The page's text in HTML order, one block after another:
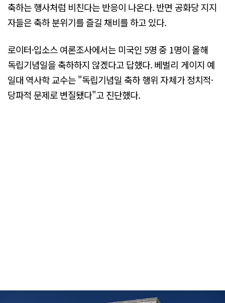
축하는 행사처럼 비친다는 반응이 나온다. 반면 공화당 지지
자들은 축하 분위기를 즐길 채비를 하고 있다.
로이터·입소스 여론조사에서는 미국인 5명 중 1명이 올해
독립기념일을 축하하지 않겠다고 답했다. 베벌리 게이지 예
일대 역사학 교수는 "독립기념일 축하 행위 자체가 정치적·
당파적 문제로 변질됐다"고 진단했다.